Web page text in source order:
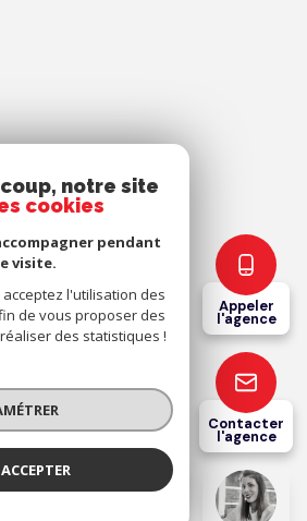
Coeur Catalan Immobilier
Appeler
l'agence
Contacter
l'agence
notre site
cookies
pendant
visite.
l'utilisation des
de vous proposer des
des statistiques !